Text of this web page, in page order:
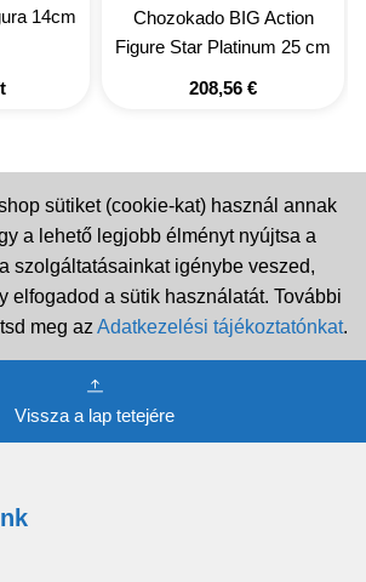
14cm
Chozokado BIG Action
Figure Star Platinum 25 cm
208,56 €
sütiket (cookie-kat) használ annak
a lehető legjobb élményt nyújtsa a
szolgáltatásainkat igénybe veszed,
elfogadod a sütik használatát. További
meg az Adatkezelési tájékoztatónkat.
Vissza a lap tetejére